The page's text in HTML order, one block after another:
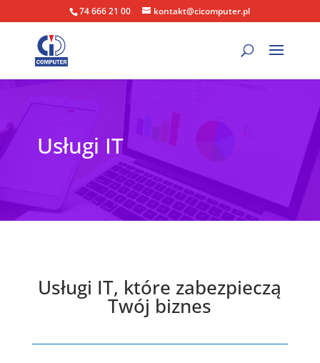
74 666 21 00 kontakt@cicomputer.pl
Usługi IT
Usługi IT, które zabezpieczą
Twój biznes